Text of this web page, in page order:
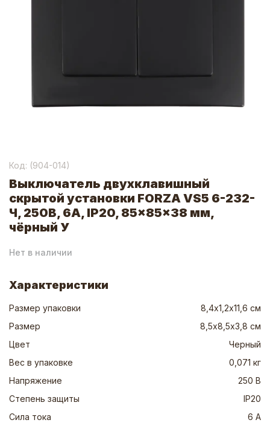
Код: (904-014)
Выключатель двухклавишный
скрытой установки FORZA VS5 6-232-
Ч, 250В, 6А, IP20, 85x85x38 мм,
чёрный У
Нет в наличии
Характеристики
Размер упаковки
8,4х1,2х11,6 см
Размер
8,5х8,5х3,8 см
Цвет
Черный
Вес в упаковке
0,071 кг
Напряжение
250 В
Степень защиты
IP20
Сила тока
6 А